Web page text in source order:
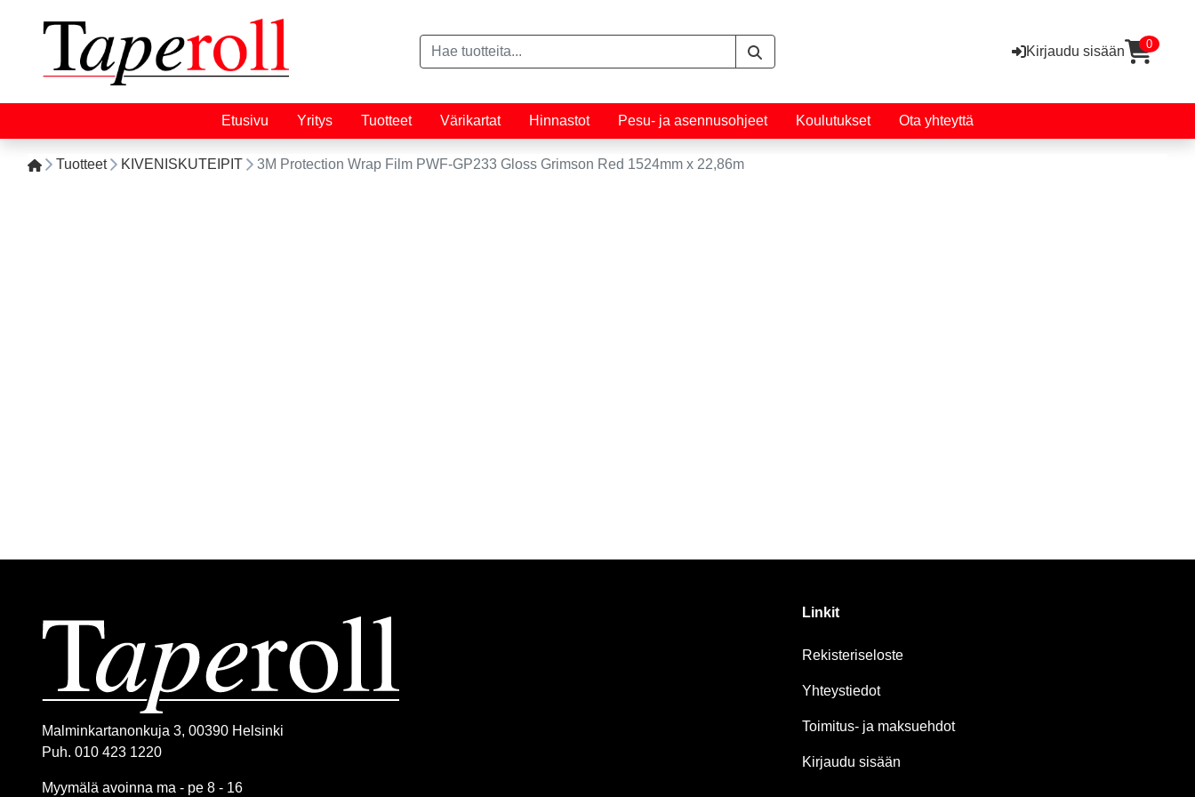
Kirjaudu sisään 0
Etusivu Yritys Tuotteet Värikartat Hinnastot Pesu- ja asennusohjeet Koulutukset Ota yhteyttä
Tuotteet KIVENISKUTEIPIT 3M Protection Wrap Film PWF-GP233 Gloss Grimson Red 1524mm x 22,86m
Malminkartanonkuja 3, 00390 Helsinki
Puh. 010 423 1220
Myymälä avoinna ma - pe 8 - 16
Linkit
Rekisteriseloste
Yhteystiedot
Toimitus- ja maksuehdot
Kirjaudu sisään